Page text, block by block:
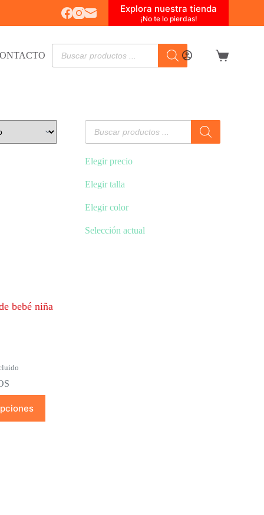
Explora nuestra tienda
¡No te lo pierdas!
Búsqueda
productos
Carro
bebé niña
Búsqueda
productos
Elegir precio
Elegir talla
Elegir color
Selección actual